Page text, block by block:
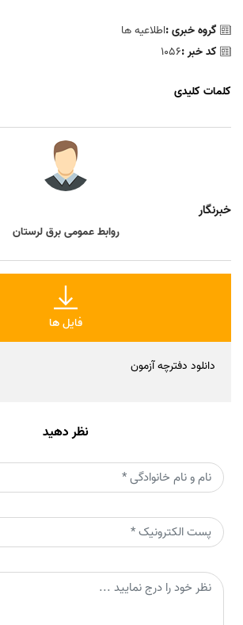
گروه خبری :اطلاعیه ها
کد خبر :1056
کلمات کلیدی
خبرنگار
روابط عمومی برق لرستان
فایل ها
دانلود دفترچه آزمون
نظر دهید